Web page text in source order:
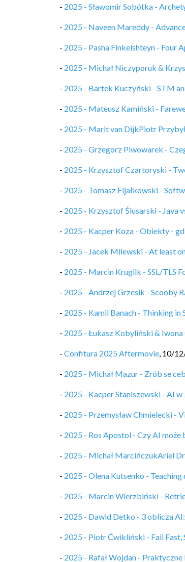
- 2025 - Sławomir Sobótka -
- 2025 - Naveen Mareddy -
- 2025 - Pasha Finkelshteyn - Four
- 2025 - Michał Niczyporuk &
- 2025 - Bartek Kuczyński - STM
- 2025 - Mateusz Kamiński -
- 2025 - Marit van DijkPiotr
- 2025 - Grzegorz Piwowarek -
- 2025 - Krzysztof Czartoryski -
- 2025 - Tomasz Fijałkowski -
- 2025 - Krzysztof Ślusarski - Java
- 2025 - Kacper Koza - Obiekty -
- 2025 - Jacek Milewski - At least
- 2025 - Marcin Kruglik - SSL/TLS
- 2025 - Andrzej Grzesik - Scooby
- 2025 - Kamil Banach - Thinking in
- 2025 - Łukasz Kobyliński &
- Confitura 2025 Aftermovie, 10/
- 2025 - Michał Mazur - Zrób se
- 2025 - Kacper Staniszewski - AI
- 2025 - Przemysław Chmielecki -
- 2025 - Ros Apostol - Czy AI może
- 2025 - Michał MarcińczukAriel
- 2025 - Olena Kutsenko -
- 2025 - Marcin Wierzbiński -
- 2025 - Dawid Detko - 3 oblicza
- 2025 - Piotr Ćwikliński - Fail
- 2025 - Rafał Wojdan -